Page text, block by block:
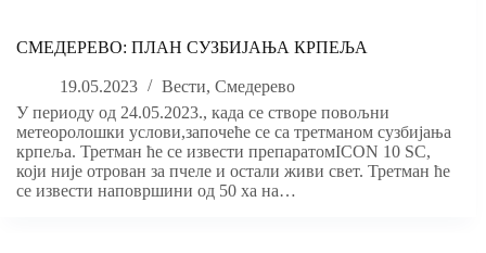
СМЕДЕРЕВО: ПЛАН СУЗБИЈАЊА КРПЕЉА
19.05.2023 Вести, Смедерево
У периоду од 24.05.2023., када се створе повољни
метеоролошки услови,започеће се са третманом сузбијања
крпеља. Третман ће се извести препаратомICON 10 SC,
који није отрован за пчеле и остали живи свет. Третман ће
се извести наповршини од 50 ха на…